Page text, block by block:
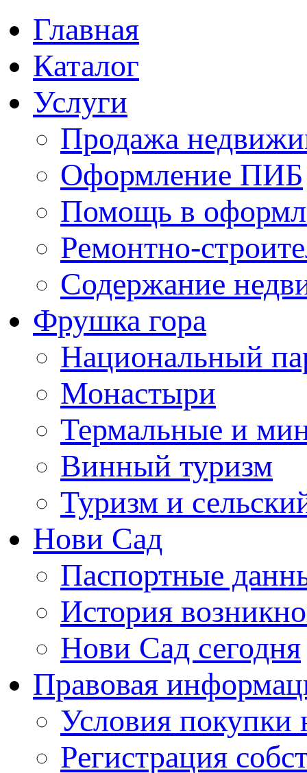
Главная
Каталог
Услуги
Продажа
Оформление ПИБ
Помощь в
Ремонтно-
Содержание
Фрушка гора
Национальный
Монастыри
Термальные и
Винный туризм
Туризм и
Нови Сад
Паспортные
История
Нови Сад сегодня
Правовая
Условия
Регистрация